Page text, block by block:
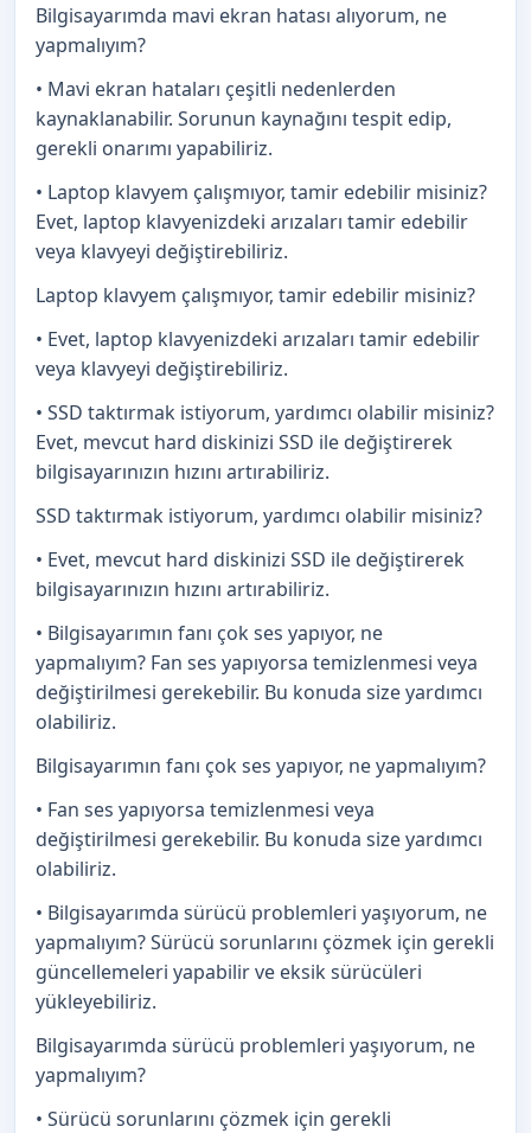
Bilgisayarımda mavi ekran hatası alıyorum, ne
yapmalıyım?
• Mavi ekran hataları çeşitli nedenlerden
kaynaklanabilir. Sorunun kaynağını tespit edip,
gerekli onarımı yapabiliriz.
• Laptop klavyem çalışmıyor, tamir edebilir misiniz?
Evet, laptop klavyenizdeki arızaları tamir edebilir
veya klavyeyi değiştirebiliriz.
Laptop klavyem çalışmıyor, tamir edebilir misiniz?
• Evet, laptop klavyenizdeki arızaları tamir edebilir
veya klavyeyi değiştirebiliriz.
• SSD taktırmak istiyorum, yardımcı olabilir misiniz?
Evet, mevcut hard diskinizi SSD ile değiştirerek
bilgisayarınızın hızını artırabiliriz.
SSD taktırmak istiyorum, yardımcı olabilir misiniz?
• Evet, mevcut hard diskinizi SSD ile değiştirerek
bilgisayarınızın hızını artırabiliriz.
• Bilgisayarımın fanı çok ses yapıyor, ne
yapmalıyım? Fan ses yapıyorsa temizlenmesi veya
değiştirilmesi gerekebilir. Bu konuda size yardımcı
olabiliriz.
Bilgisayarımın fanı çok ses yapıyor, ne yapmalıyım?
• Fan ses yapıyorsa temizlenmesi veya
değiştirilmesi gerekebilir. Bu konuda size yardımcı
olabiliriz.
• Bilgisayarımda sürücü problemleri yaşıyorum, ne
yapmalıyım? Sürücü sorunlarını çözmek için gerekli
güncellemeleri yapabilir ve eksik sürücüleri
yükleyebiliriz.
Bilgisayarımda sürücü problemleri yaşıyorum, ne
yapmalıyım?
• Sürücü sorunlarını çözmek için gerekli